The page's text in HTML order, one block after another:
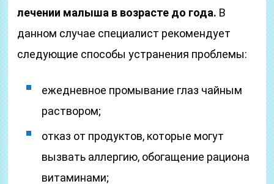
лечении малыша в возрасте до года. В
данном случае специалист рекомендует
следующие способы устранения проблемы:
ежедневное промывание глаз чайным
раствором;
отказ от продуктов, которые могут
вызвать аллергию, обогащение рациона
витаминами;